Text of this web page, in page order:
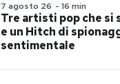
7 agosto 26 - 16 min
Tre artisti pop che si
e un Hitch di
sentimentale